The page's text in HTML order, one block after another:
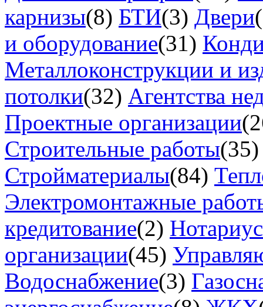
карнизы(8) БТИ(3) Двери
и оборудование(31)
Металлоконструкции и
потолки(32) Агентства
Проектные организации
Строительные работы(35)
Стройматериалы(84)
Электромонтажные
кредитование(2)
организации(45)
Водоснабжение(3)